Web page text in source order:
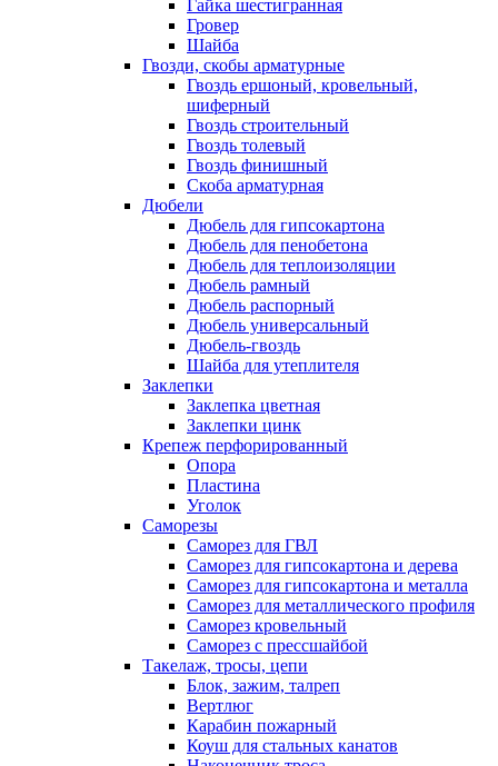
Гайка шестигранная
Гровер
Шайба
Гвозди, скобы арматурные
Гвоздь ершоный, кровельный,
шиферный
Гвоздь строительный
Гвоздь толевый
Гвоздь финишный
Скоба арматурная
Дюбели
Дюбель для гипсокартона
Дюбель для пенобетона
Дюбель для теплоизоляции
Дюбель рамный
Дюбель распорный
Дюбель универсальный
Дюбель-гвоздь
Шайба для утеплителя
Заклепки
Заклепка цветная
Заклепки цинк
Крепеж перфорированный
Опора
Пластина
Уголок
Саморезы
Саморез для ГВЛ
Саморез для гипсокартона и дерева
Саморез для гипсокартона и металла
Саморез для металлического профиля
Саморез кровельный
Саморез с прессшайбой
Такелаж, тросы, цепи
Блок, зажим, талреп
Вертлюг
Карабин пожарный
Коуш для стальных канатов